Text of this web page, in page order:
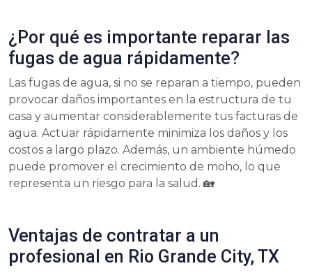
¿Por qué es importante reparar las
fugas de agua rápidamente?
Las fugas de agua, si no se reparan a tiempo, pueden
provocar daños importantes en la estructura de tu
casa y aumentar considerablemente tus facturas de
agua. Actuar rápidamente minimiza los daños y los
costos a largo plazo. Además, un ambiente húmedo
puede promover el crecimiento de moho, lo que
representa un riesgo para la salud. 🏡
Ventajas de contratar a un
profesional en Rio Grande City, TX